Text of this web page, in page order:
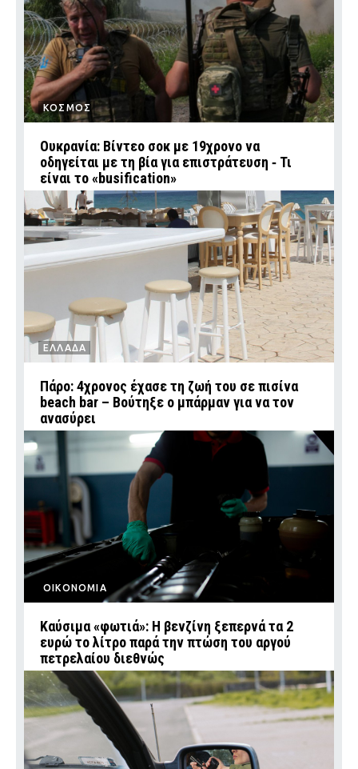
ΚΟΣΜΟΣ
Ουκρανία: Βίντεο σοκ με 19χρονο να
οδηγείται με τη βία για επιστράτευση ‑ Τι
είναι το «busification»
ΕΛΛΑΔΑ
Πάρο: 4χρονος έχασε τη ζωή του σε πισίνα
beach bar – Βούτηξε ο μπάρμαν για να τον
ανασύρει
ΟΙΚΟΝΟΜΙΑ
Καύσιμα «φωτιά»: Η βενζίνη ξεπερνά τα 2
ευρώ το λίτρο παρά την πτώση του αργού
πετρελαίου διεθνώς